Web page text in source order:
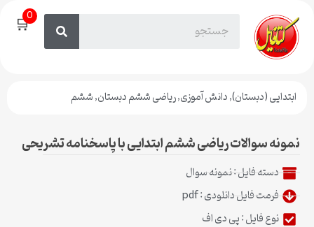
🛒0
ابتدایی (دبستان),دانش آموزی,ریاضی ششم دبستان,ششم
نمونه سوالات ریاضی ششم ابتدایی با پاسخنامه تشریحی
دسته فایل :نمونه سوال
فرمت فایل دانلودی : pdf
نوع فایل : پی دی اف